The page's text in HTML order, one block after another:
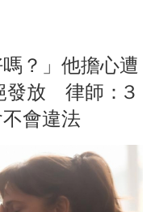
？」他擔心遭
發放 律師：3
會違法